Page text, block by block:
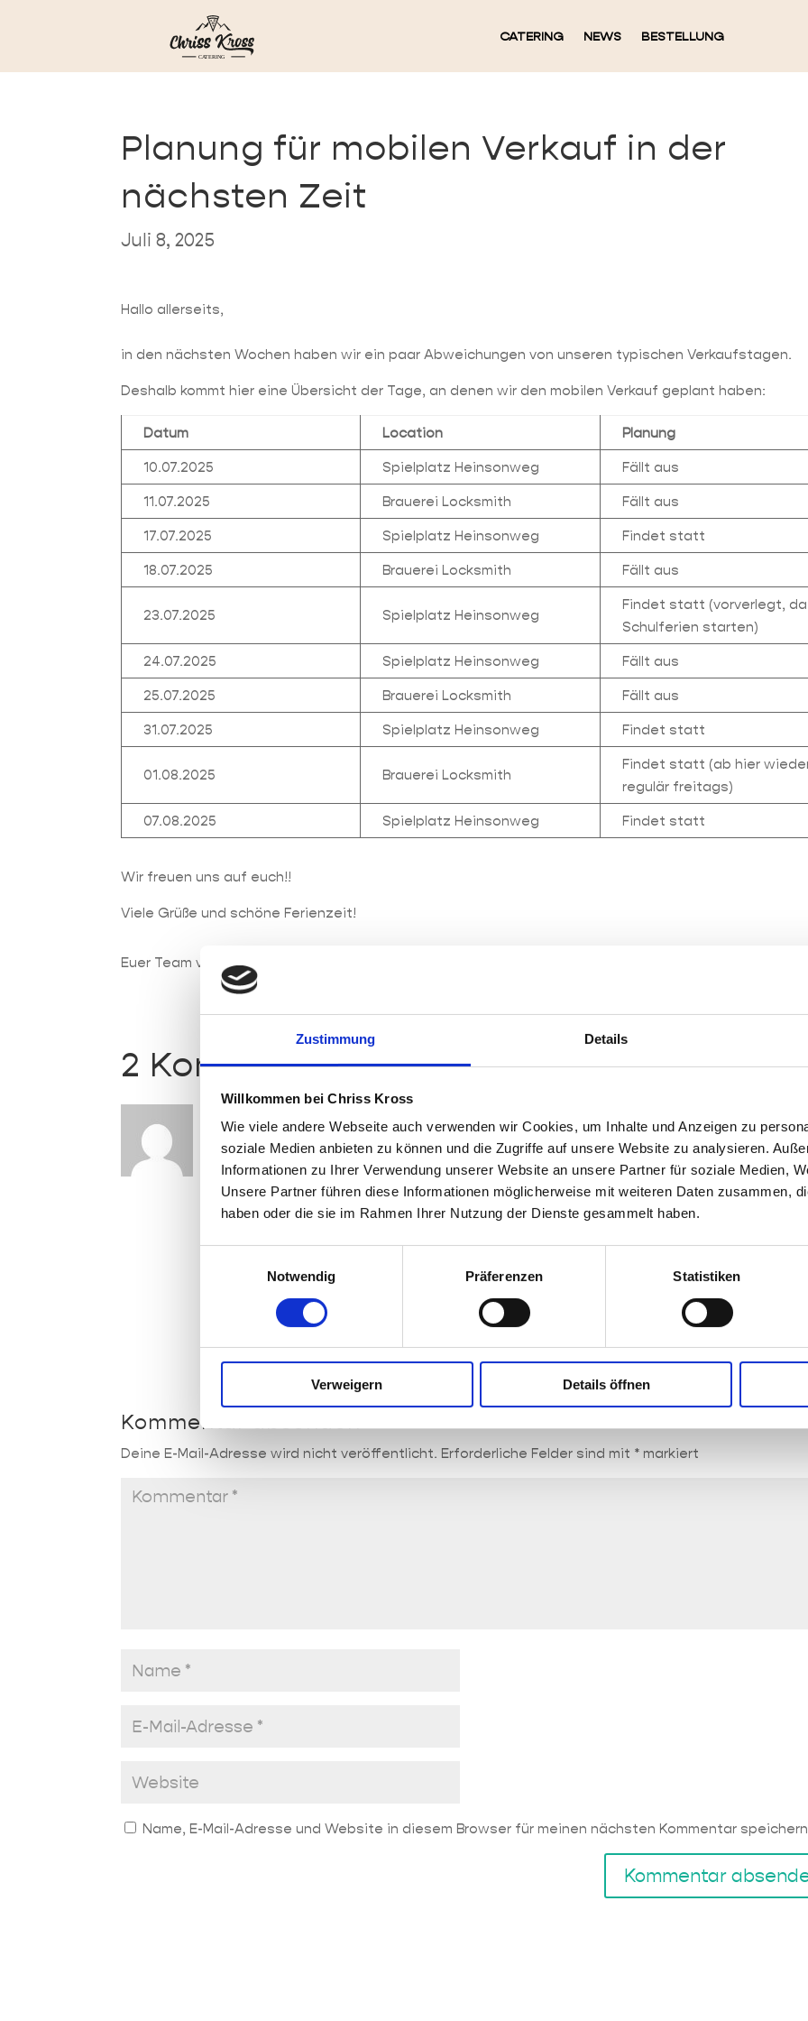
Zustimmung Details
Willkommen bei Chriss Kross
Wie viele andere Webseite auch verwenden wir Cookies, um Inhalte und Anzeigen zu
soziale Medien anbieten zu können und die Zugriffe auf unsere Website zu analysieren.
Informationen zu Ihrer Verwendung unserer Website an unsere Partner für soziale Medien,
Unsere Partner führen diese Informationen möglicherweise mit weiteren Daten zusammen,
haben oder die sie im Rahmen Ihrer Nutzung der Dienste gesammelt haben.
Notwendig
Präferenzen Statistiken
Verweigern Details öffnen
CATERING NEWS BESTELLUNG
Planung für mobilen Verkauf in der
nächsten Zeit
Juli 8, 2025
Hallo allerseits,
in den nächsten Wochen haben wir ein paar Abweichungen von unseren typischen Verkaufstagen.
Deshalb kommt hier eine Übersicht der Tage, an denen wir den mobilen Verkauf geplant haben:
Datum Location
Planung
10.07.2025
Spielplatz Heinsonweg
Fällt aus
11.07.2025
Brauerei Locksmith
Fällt aus
17.07.2025
Spielplatz Heinsonweg
Findet statt
18.07.2025
Brauerei Locksmith Fällt aus
23.07.2025 Spielplatz Heinsonweg
Findet statt (vorverlegt, da
Schulferien starten)
24.07.2025
Spielplatz Heinsonweg
Fällt aus
25.07.2025
Brauerei Locksmith
Fällt aus
31.07.2025
Spielplatz Heinsonweg Findet statt
01.08.2025 Brauerei Locksmith
Findet statt (ab hier
regulär freitags)
07.08.2025
Spielplatz Heinsonweg Findet statt
Wir freuen uns auf euch!!
Viele Grüße und schöne Ferienzeit!
Euer Team von Chriss-Kross
2 Kommentare
Regina
Wie geht es nach dem 07.08. weiter im Heinsonweg?
Ein Update mit den nächsten Daten haben wir hier
zusammengestellt:
https://chrisskross.de/2025/08/1407/
Kommentar absenden
Deine E-Mail-Adresse wird nicht veröffentlicht. Erforderliche Felder sind mit * markiert
Name, E-Mail-Adresse und Website in diesem Browser für meinen nächsten Kommentar